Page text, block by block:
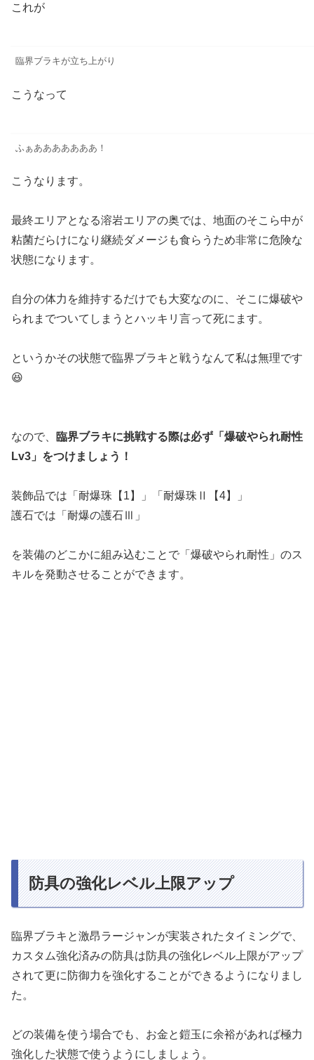
これが
臨界ブラキが立ち上がり
こうなって
ふぁあああああああ！
こうなります。
最終エリアとなる溶岩エリアの奥では、地面のそこら中が
粘菌だらけになり継続ダメージも食らうため非常に危険な
状態になります。
自分の体力を維持するだけでも大変なのに、そこに爆破や
られまでついてしまうとハッキリ言って死にます。
というかその状態で臨界ブラキと戦うなんて私は無理です
😆
なので、
臨界ブラキに挑戦する際は必ず「爆破やられ耐性
Lv3」をつけましょう！
装飾品では「耐爆珠【1】」「耐爆珠Ⅱ【4】」
護石では「耐爆の護石Ⅲ」
を装備のどこかに組み込むことで「爆破やられ耐性」のス
キルを発動させることができます。
防具の強化レベル上限アップ
臨界ブラキと激昂ラージャンが実装されたタイミングで、
カスタム強化済みの防具は防具の強化レベル上限がアップ
されて更に防御力を強化することができるようになりまし
た。
どの装備を使う場合でも、お金と鎧玉に余裕があれば極力
強化した状態で使うようにしましょう。